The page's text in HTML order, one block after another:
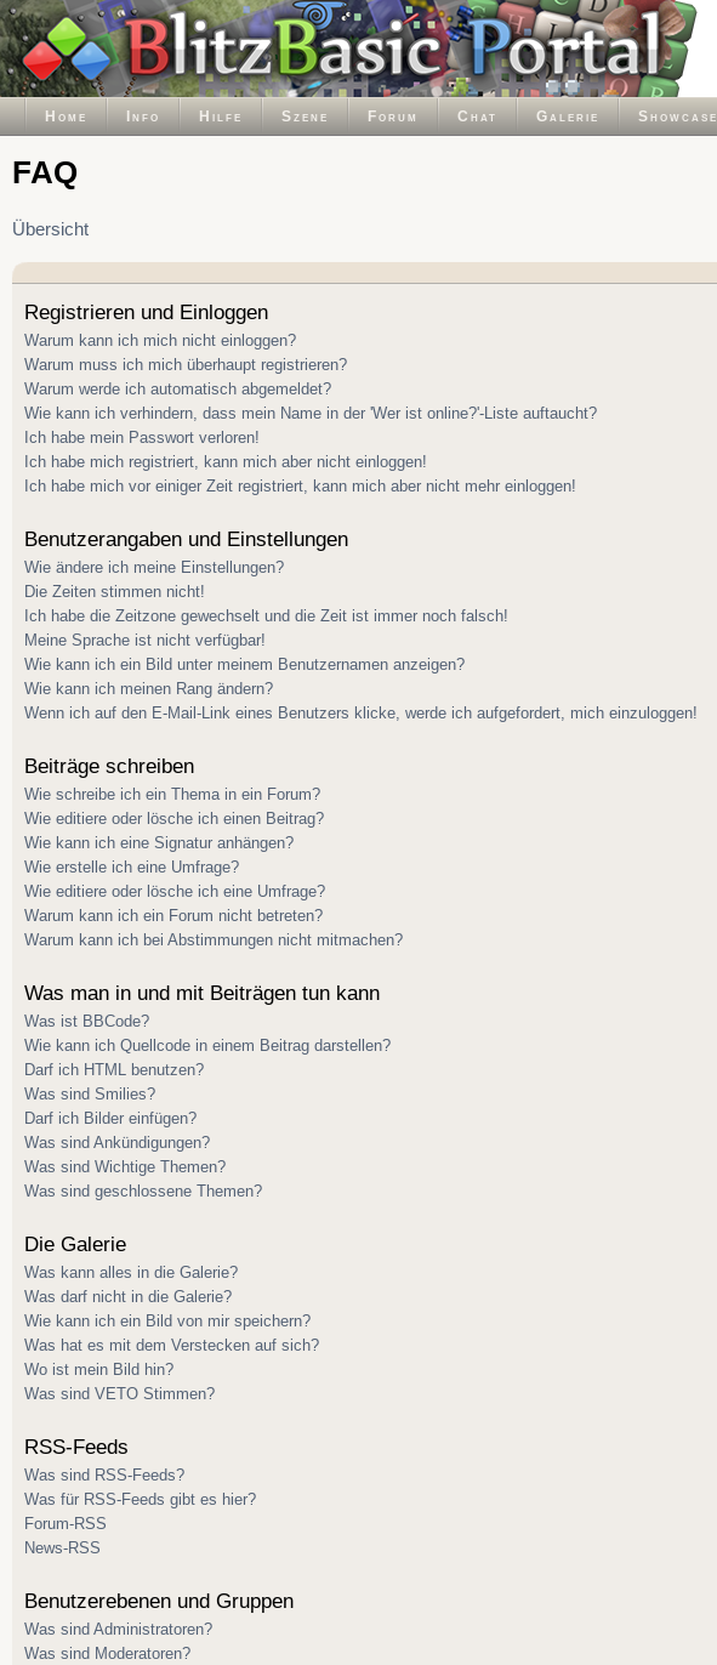
Home Info Hilfe Szene Forum Chat Galerie Showcase
FAQ
Übersicht
Registrieren und Einloggen
Warum kann ich mich nicht einloggen?
Warum muss ich mich überhaupt registrieren?
Warum werde ich automatisch abgemeldet?
Wie kann ich verhindern, dass mein Name in der 'Wer ist online?'-Liste auftaucht?
Ich habe mein Passwort verloren!
Ich habe mich registriert, kann mich aber nicht einloggen!
Ich habe mich vor einiger Zeit registriert, kann mich aber nicht mehr einloggen!
Benutzerangaben und Einstellungen
Wie ändere ich meine Einstellungen?
Die Zeiten stimmen nicht!
Ich habe die Zeitzone gewechselt und die Zeit ist immer noch falsch!
Meine Sprache ist nicht verfügbar!
Wie kann ich ein Bild unter meinem Benutzernamen anzeigen?
Wie kann ich meinen Rang ändern?
Wenn ich auf den E-Mail-Link eines Benutzers klicke, werde ich aufgefordert, mich einzuloggen!
Beiträge schreiben
Wie schreibe ich ein Thema in ein Forum?
Wie editiere oder lösche ich einen Beitrag?
Wie kann ich eine Signatur anhängen?
Wie erstelle ich eine Umfrage?
Wie editiere oder lösche ich eine Umfrage?
Warum kann ich ein Forum nicht betreten?
Warum kann ich bei Abstimmungen nicht mitmachen?
Was man in und mit Beiträgen tun kann
Was ist BBCode?
Wie kann ich Quellcode in einem Beitrag darstellen?
Darf ich HTML benutzen?
Was sind Smilies?
Darf ich Bilder einfügen?
Was sind Ankündigungen?
Was sind Wichtige Themen?
Was sind geschlossene Themen?
Die Galerie
Was kann alles in die Galerie?
Was darf nicht in die Galerie?
Wie kann ich ein Bild von mir speichern?
Was hat es mit dem Verstecken auf sich?
Wo ist mein Bild hin?
Was sind VETO Stimmen?
RSS-Feeds
Was sind RSS-Feeds?
Was für RSS-Feeds gibt es hier?
Forum-RSS
News-RSS
Benutzerebenen und Gruppen
Was sind Administratoren?
Was sind Moderatoren?